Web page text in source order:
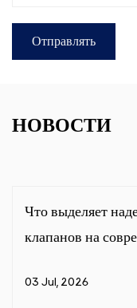
НОВОСТИ
угловых
рынке?